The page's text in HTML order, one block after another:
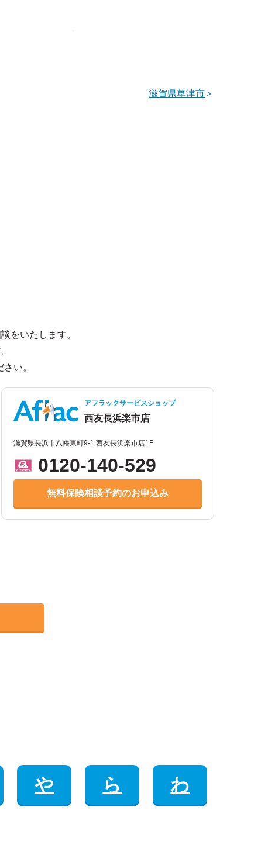
＞
滋賀県草津市
をいたします。
い。
アフラックサービスショップ
西友長浜楽市店
滋賀県長浜市八幡東町9-1 西友長浜楽市店1F
0120-140-529
無料保険相談予約のお申込み
や ら わ